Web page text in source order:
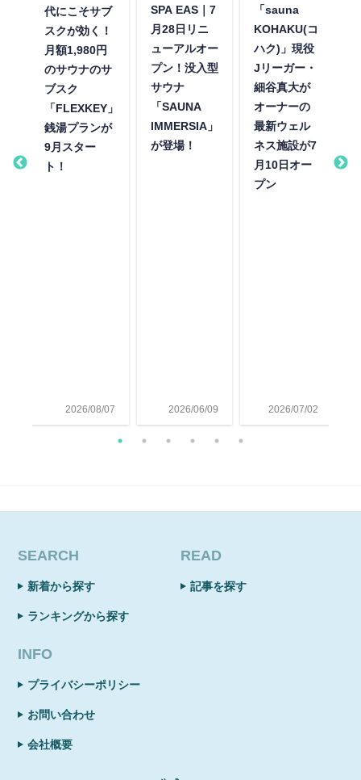
2026/08/07
代にこそサブ
スクが効く！
月額1,980円
のサウナのサ
ブスク
「FLEXKEY」
銭湯プランが
9月スター
ト！
2026/06/09
SPA EAS｜7
月28日リニ
ューアルオー
プン！没入型
サウナ
「SAUNA
IMMERSIA」
が登場！
2026/07/02
「sauna
KOHAKU(コ
ハク)」現役
Jリーガー・
細谷真大が
オーナーの
最新ウェル
ネス施設が7
月10日オー
プン
SEARCH
新着から探す
ランキングから探す
READ
記事を探す
INFO
プライバシーポリシー
お問い合わせ
会社概要